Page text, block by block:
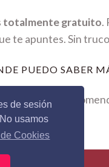
de sesión
usamos
Cookies
totalmente gratuito.
te apuntes. Sin
PUEDO SABER
Te